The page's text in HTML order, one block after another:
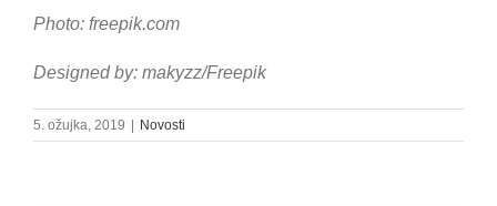
Photo: freepik.com
Designed by: makyzz/Freepik
5. ožujka, 2019 Novosti